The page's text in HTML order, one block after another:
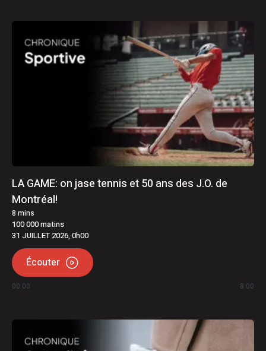
LA GAME: on jase tennis et 50 ans des J.O. de
Montréal!
8 mins
100 000 matins
31 JUILLET 2026, 0h00
Écouter
00:00 8:00